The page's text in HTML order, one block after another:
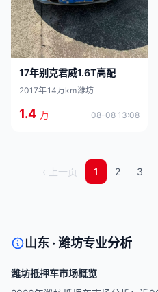
17年别克君威1.6T高配
2017年14万km潍坊
1.4 万 08-08 13:08
‹ 上一页 1 2 3
山东 · 潍坊专业分析
潍坊抵押车市场概览